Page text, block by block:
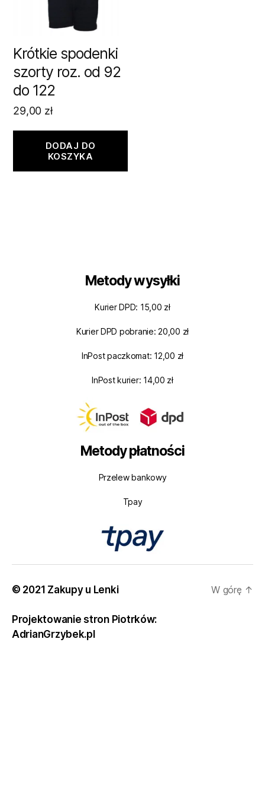
Krótkie spodenki
szorty roz. od 92
do 122
29,00 zł
DODAJ DO
KOSZYKA
Metody wysyłki
Kurier DPD: 15,00 zł
Kurier DPD pobranie: 20,00 zł
InPost paczkomat: 12,00 zł
InPost kurier: 14,00 zł
Metody płatności
Przelew bankowy
Tpay
© 2021 Zakupy u Lenki
Projektowanie stron Piotrków:
AdrianGrzybek.pl
W górę ↑